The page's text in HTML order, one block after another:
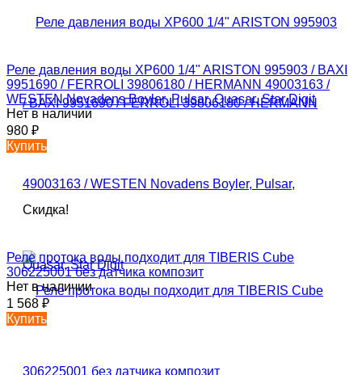
Реле давления воды XP600 1/4" ARISTON 995903 / BAXI
9951690 / FERROLI 39806180 / HERMANN 49003163 /
WESTEN Novadens Boyler, Pulsar, Quasar, Star Digit
Нет в наличии
980 ₽
Купить
Скидка!
Реле протока воды подходит для TIBERIS Cube
306225001 без датчика композит
Нет в наличии
1 568 ₽
Купить